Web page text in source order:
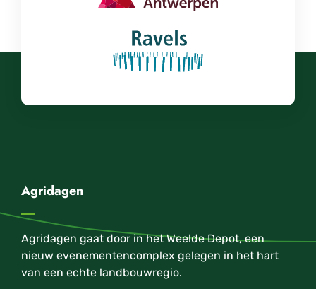
Agridagen
Agridagen gaat door in het Weelde Depot, een
nieuw evenementencomplex gelegen in het hart
van een echte landbouwregio.